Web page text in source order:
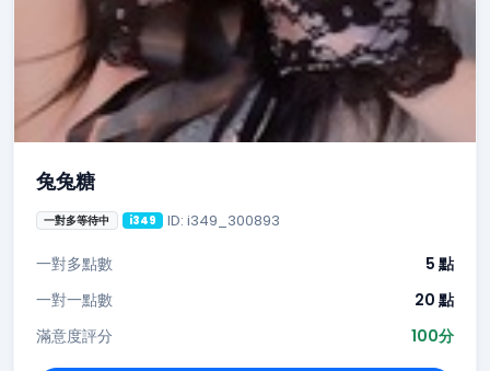
兔兔糖
一對多等待中 i349 ID: i349_300893
一對多點數
5 點
一對一點數
20 點
滿意度評分
100分